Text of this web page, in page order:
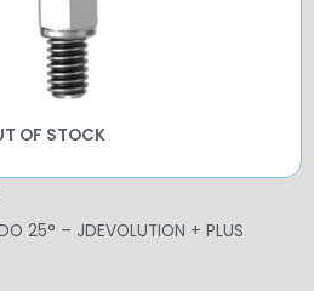
OF STOCK
25° – JDEVOLUTION + PLUS